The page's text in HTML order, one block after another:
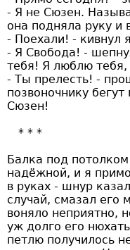
- Я не Сюзен.
она подняла руку и
- Поехали! - кивнул
- Я Свобода! -
тебя! Я люблю
- Ты прелесть! -
позвоночнику
Сюзен!
Балка под
надёжной, и я
в руках - шнур
случай, смазал
воняло неприятно,
уж долго его
петлю получилось